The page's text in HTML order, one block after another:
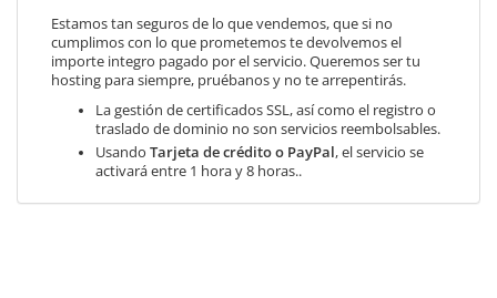
Estamos tan seguros de lo que vendemos, que si no
cumplimos con lo que prometemos te devolvemos el
importe integro pagado por el servicio. Queremos ser tu
hosting para siempre, pruébanos y no te arrepentirás.
La gestión de certificados SSL, así como el registro o
traslado de dominio no son servicios reembolsables.
Usando Tarjeta de crédito o PayPal, el servicio se
activará entre 1 hora y 8 horas..